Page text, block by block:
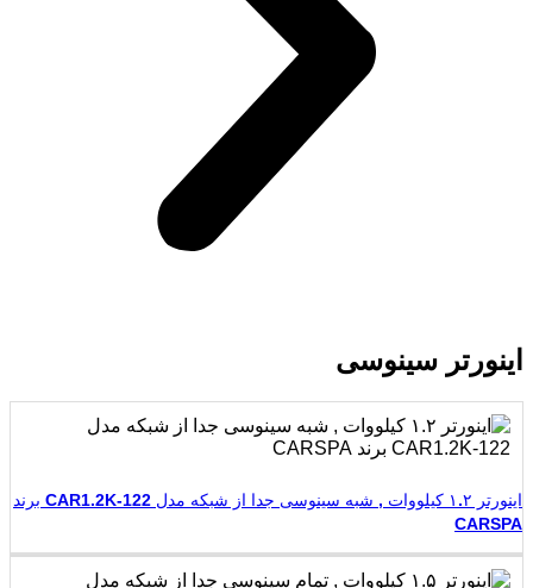
اینورتر سینوسی
اینورتر ۱.۲ کیلووات , شبه سینوسی جدا از شبکه مدل CAR1.2K-122 برند
CARSPA